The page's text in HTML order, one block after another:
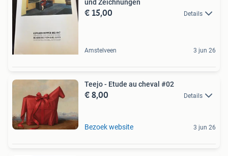
und Zeichnungen
€ 15,00 Details
Amstelveen 3 jun 26
Teejo - Etude au cheval #02
€ 8,00 Details
Bezoek website 3 jun 26